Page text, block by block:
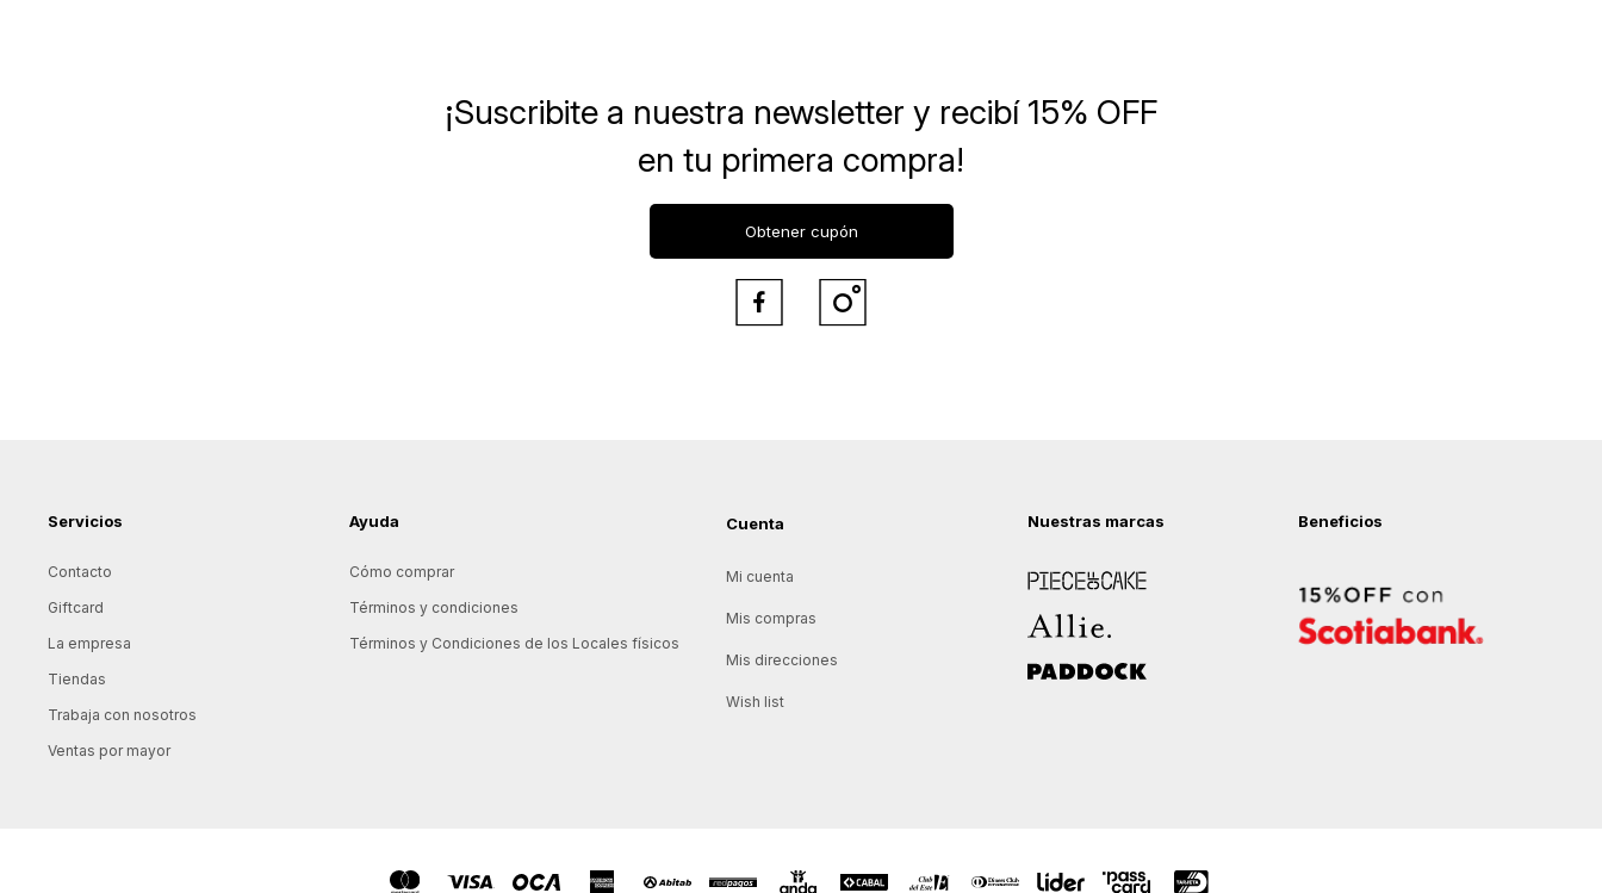
Servicios
Contacto
Giftcard
La empresa
Tiendas
Trabaja con nosotros
Ventas por mayor
Ayuda
Cómo comprar
Términos y condiciones
Términos y Condiciones de los Locales físicos
Cuenta
Mi cuenta
Mis compras
Mis direcciones
Wish list
Nuestras marcas
Piece of Cake
Allie
Paddock
Beneficios
¡Suscribite a nuestra newsletter y recibí 15% OFF
en tu primera compra!
Obtener cupón
 